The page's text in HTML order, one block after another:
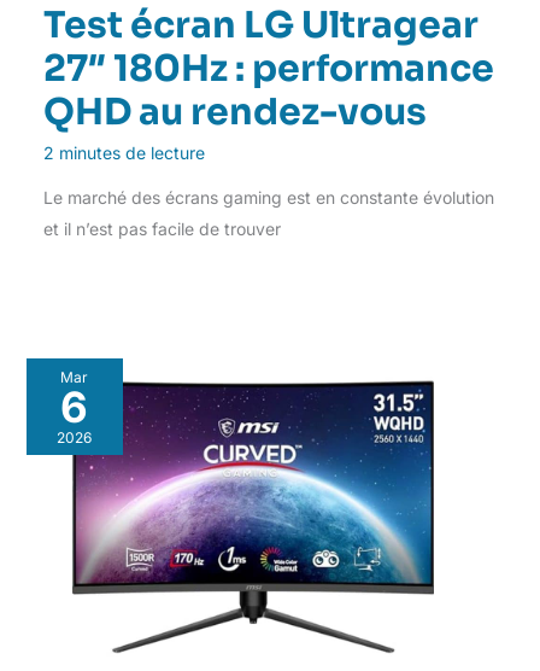
Test écran LG Ultragear
27″ 180Hz : performance
QHD au rendez-vous
2 minutes de lecture
Le marché des écrans gaming est en constante évolution
et il n’est pas facile de trouver
Mar
6
2026